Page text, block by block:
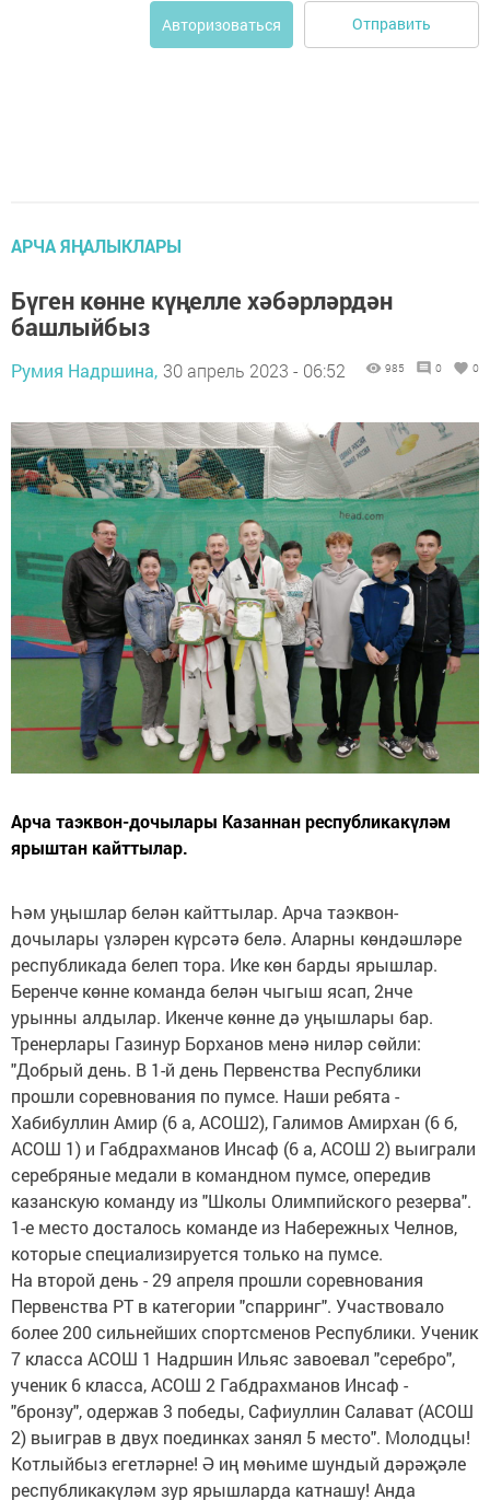
Авторизоваться Отправить
АРЧА ЯҢАЛЫКЛАРЫ
Бүген көнне күңелле хәбәрләрдән
башлыйбыз
Румия Надршина, 30 апрель 2023 - 06:52 985 0 0
Арча таэквон-дочылары Казаннан республикакүләм
ярыштан кайттылар.
Һәм уңышлар белән кайттылар. Арча таэквон-
дочылары үзләрен күрсәтә белә. Аларны көндәшләре
республикада белеп тора. Ике көн барды ярышлар.
Беренче көнне команда белән чыгыш ясап, 2нче
урынны алдылар. Икенче көнне дә уңышлары бар.
Тренерлары Газинур Борханов менә ниләр сөйли:
"Добрый день. В 1-й день Первенства Республики
прошли соревнования по пумсе. Наши ребята -
Хабибуллин Амир (6 а, АСОШ2), Галимов Амирхан (6 б,
АСОШ 1) и Габдрахманов Инсаф (6 а, АСОШ 2) выиграли
серебряные медали в командном пумсе, опередив
казанскую команду из "Школы Олимпийского резерва".
1-е место досталось команде из Набережных Челнов,
которые специализируется только на пумсе.
На второй день - 29 апреля прошли соревнования
Первенства РТ в категории "спарринг". Участвовало
более 200 сильнейших спортсменов Республики. Ученик
7 класса АСОШ 1 Надршин Ильяс завоевал "серебро",
ученик 6 класса, АСОШ 2 Габдрахманов Инсаф -
"бронзу", одержав 3 победы, Сафиуллин Салават (АСОШ
2) выиграв в двух поединках занял 5 место". Молодцы!
Котлыйбыз егетләрне! Ә иң мөһиме шундый дәрәҗәле
республикакүләм зур ярышларда катнашу! Анда